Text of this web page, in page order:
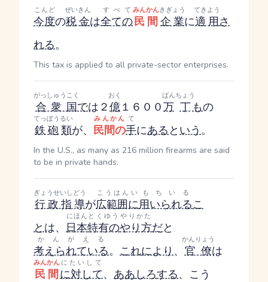
今度
こんど
の税金
ぜいきん
は全ての
すべて
民間
みんかん
企業
きぎょう
に適用
てきよう
さ
れる。
This tax is applied to all private-sector enterprises.
合衆国
がっしゅうこく
では２億
おく
１６００万
ばん
丁
ちょう
もの
鉄砲
てっぽう
類
るい
が、 民間の
みんかん
手
て
にあるという。
In the U.S., as many as 216 million firearms are said
to be in private hands.
行政指導
ぎょうせいしどう
が広範囲に
こうはんい
用いられる
もちいる
こ
とは、 日本
にほん
特有の
とくゆう
やり方
やりかた
だと
考えられている
かんがえる
。 これにより、 官僚
かんりょう
は
民間
みんかん
に対して
にたいして
、 ああしろする、こう